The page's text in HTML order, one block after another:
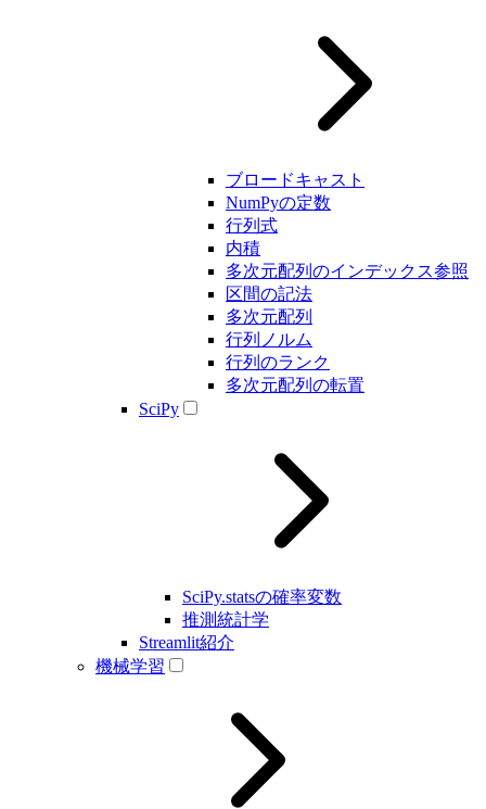
ブロードキャスト
NumPyの定数
行列式
内積
多次元配列のインデックス参照
区間の記法
多次元配列
行列ノルム
行列のランク
多次元配列の転置
SciPy
SciPy.statsの確率変数
推測統計学
Streamlit紹介
機械学習